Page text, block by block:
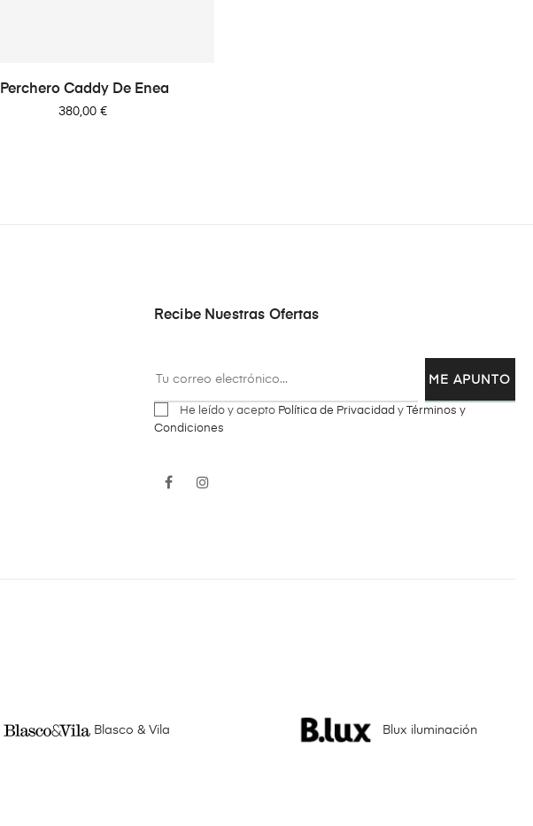
Perchero Caddy De Enea
Precio
380,00 €
Recibe Nuestras Ofertas
ME APUNTO
He leído y acepto Política de Privacidad y
Términos y
Condiciones
Facebook
Blasco & Vila Blux iluminación